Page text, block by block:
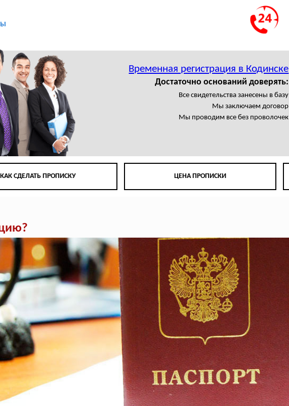
Временная регистрация в Кодинске
Достаточно оснований доверять:
Все свидетельства занесены в базу
Мы заключаем договор
Мы проводим все без проволочек
КАК СДЕЛАТЬ ПРОПИСКУ ЦЕНА ПРОПИСКИ